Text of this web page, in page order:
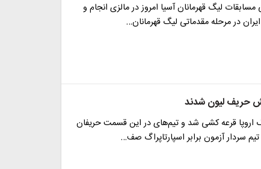
لیگ قهرمانان آسیا امروز در مالزی انجام و
ایران در مرحله مقدماتی لیگ قهرمانان…
حریف لیون شدند
اروپا قرعه کشی شد و تیم‌های در این قسمت حریفان
سردار آزمون برابر اسپارتاپراگ صف…